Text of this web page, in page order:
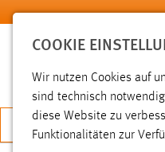
Zum Hauptinhalt springen
JETZT
COOKIE
Wir nutzen Cookies auf
sind technisch
diese Website zu
Funktionalitäten zur